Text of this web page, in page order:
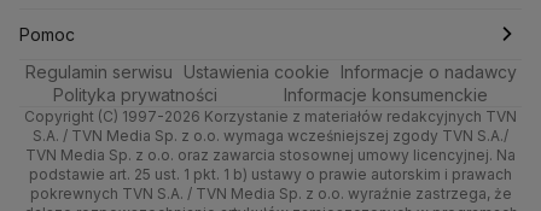
Ministerstwo Rolnictwa
Ministerstwo Rozwoju i Technologii
Ministerstwo Sportu i Turystyki
Ministerstwo Cyfryzacji
Ministerstwo Edukacji Narodowej
Ministerstwo Finansów
Quizy
Tematy
Kielce
Kujawsko-pomorskie
Lublin
Dla firm
Handel
Ze świata
Tech
Najnowsze
Polska
Prognoza
Świat
Skoki Narciarskie
Sporty zimowe
Lekkoatletyka
Siatkówka
Świat
Polityka
Zdrowie
Tech
Gorące Tematy
Wyślij zgłoszenie
TVN
Dzień Dobry TVN
Uwaga TVN
HGTV
Pomoc
Centrum pomocy
Test zgodności
Oglądaj na TV
Regulamin serwisu Ustawienia cookie
Informacje o nadawcy
Polityka prywatności
Informacje konsumenckie
Copyright (C) 1997-2026 Korzystanie z materiałów redakcyjnych TVN
S.A. / TVN Media Sp. z o.o. wymaga wcześniejszej zgody TVN S.A./
TVN Media Sp. z o.o. oraz zawarcia stosownej umowy licencyjnej. Na
podstawie art. 25 ust. 1 pkt. 1 b) ustawy o prawie autorskim i prawach
pokrewnych TVN S.A. / TVN Media Sp. z o.o. wyraźnie zastrzega, że